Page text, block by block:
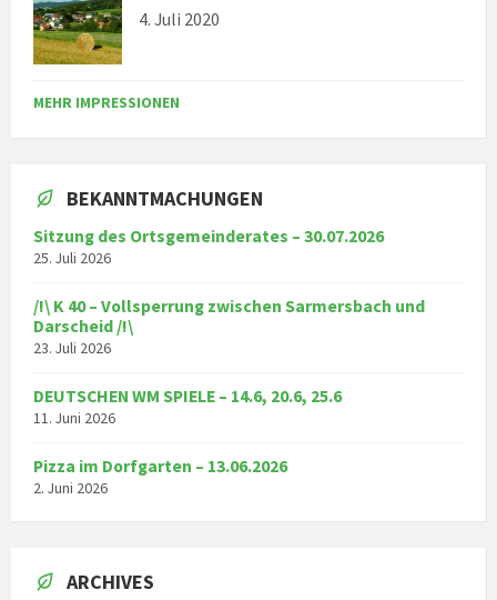
4. Juli 2020
MEHR IMPRESSIONEN
BEKANNTMACHUNGEN
Sitzung des Ortsgemeinderates – 30.07.2026
25. Juli 2026
/!\ K 40 – Vollsperrung zwischen Sarmersbach und
Darscheid /!\
23. Juli 2026
DEUTSCHEN WM SPIELE – 14.6, 20.6, 25.6
11. Juni 2026
Pizza im Dorfgarten – 13.06.2026
2. Juni 2026
ARCHIVES